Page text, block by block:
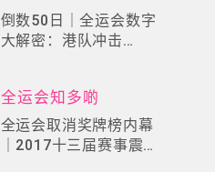
倒数50日｜全运会数字
大解密：港队冲击
全运会知多啲
全运会取消奖牌榜内幕
｜2017十三届赛事震撼